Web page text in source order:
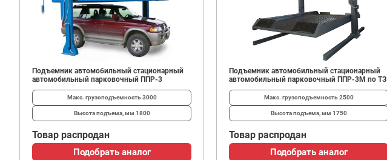
Подъемник автомобильный стационарный
автомобильный парковочный ППР-3
Макс. грузоподъемность3000
Высота подъема, мм 1800
Товар распродан
Подобрать аналог
Подъемник автомобильный стационарный
автомобильный парковочный ППР-3М по ТЗ
Макс. грузоподъемность2500
Высота подъема, мм 1750
Товар распродан
Подобрать аналог